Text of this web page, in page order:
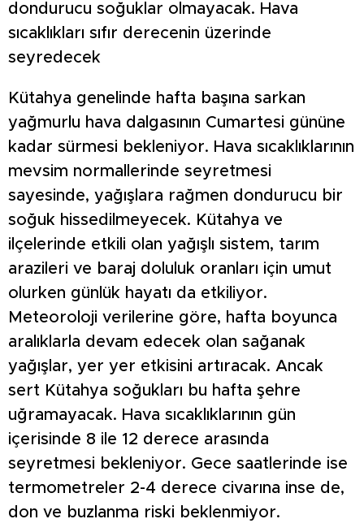
dondurucu soğuklar olmayacak. Hava
sıcaklıkları sıfır derecenin üzerinde
seyredecek
Kütahya genelinde hafta başına sarkan
yağmurlu hava dalgasının Cumartesi gününe
kadar sürmesi bekleniyor. Hava sıcaklıklarının
mevsim normallerinde seyretmesi
sayesinde, yağışlara rağmen dondurucu bir
soğuk hissedilmeyecek. Kütahya ve
ilçelerinde etkili olan yağışlı sistem, tarım
arazileri ve baraj doluluk oranları için umut
olurken günlük hayatı da etkiliyor.
Meteoroloji verilerine göre, hafta boyunca
aralıklarla devam edecek olan sağanak
yağışlar, yer yer etkisini artıracak. Ancak
sert Kütahya soğukları bu hafta şehre
uğramayacak. Hava sıcaklıklarının gün
içerisinde 8 ile 12 derece arasında
seyretmesi bekleniyor. Gece saatlerinde ise
termometreler 2-4 derece civarına inse de,
don ve buzlanma riski beklenmiyor.